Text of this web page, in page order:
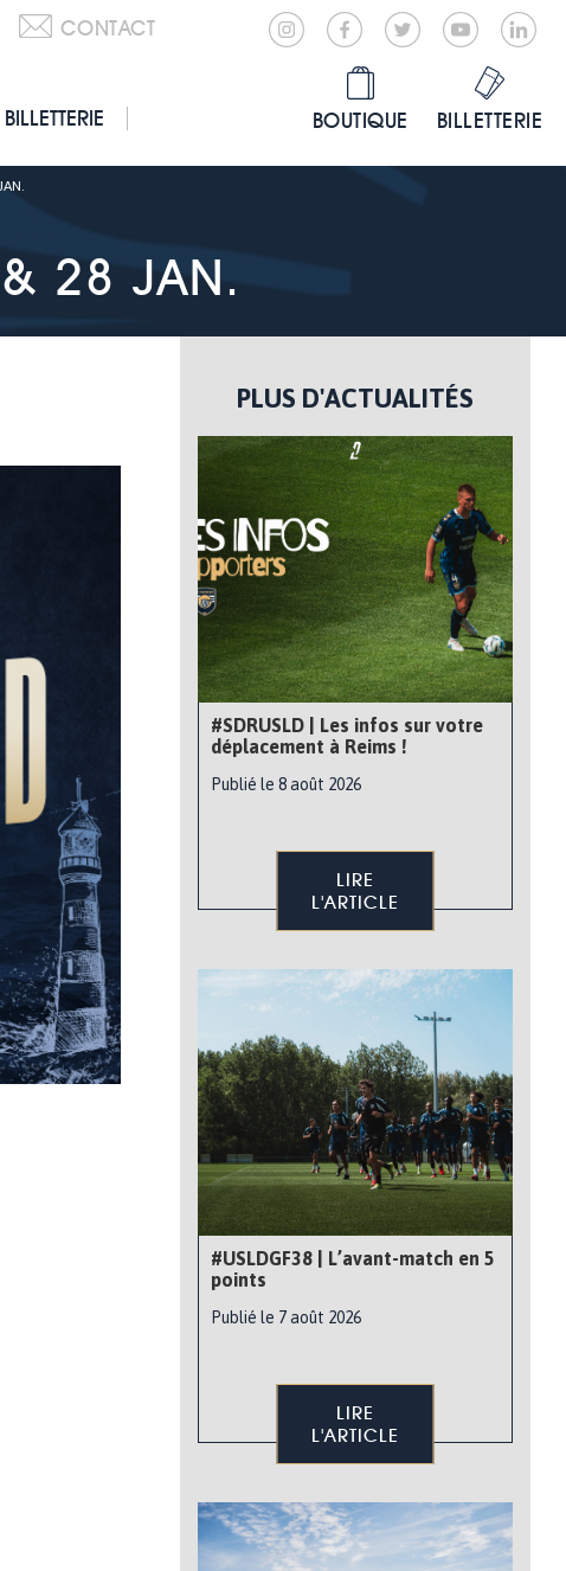
CONTACT
BILLETTERIE
BOUTIQUE BILLETTERIE
& 28 JAN.
PLUS D'ACTUALITÉS
#SDRUSLD | Les infos sur votre
déplacement à Reims !
Publié le 8 août 2026
LIRE
L'ARTICLE
#USLDGF38 | L’avant-match en 5
points
Publié le 7 août 2026
LIRE
L'ARTICLE